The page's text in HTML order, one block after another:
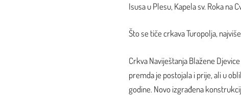
Isusa u Plesu, Kapela sv. Roka na
Što se tiče crkava Turopolja,
Crkva Naviještanja Blažene
premda je postojala i prije, ali u
godine. Novo izgrađena